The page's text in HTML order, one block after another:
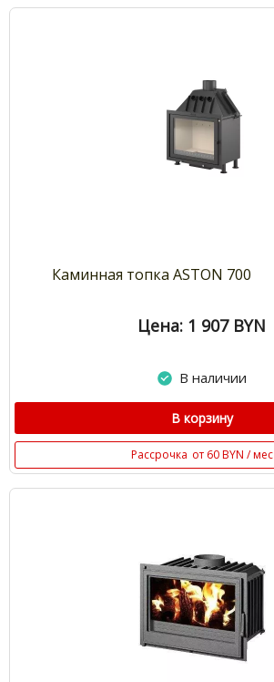
Каминная топка ASTON 700
Цена: 1 907 BYN
В наличии
В корзину
Рассрочка от 60 BYN / мес